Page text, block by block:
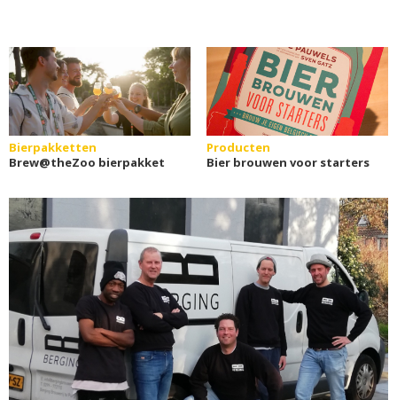
Bierpakketten
Brew@theZoo bierpakket
Producten
Bier brouwen voor starters